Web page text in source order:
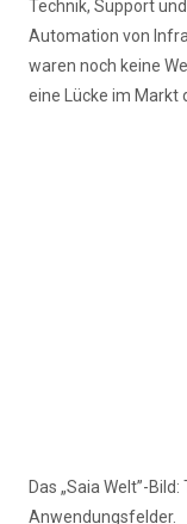
Technik, Support
Automation von
waren noch keine
eine Lücke im Markt
Das „Saia Welt”-
Anwendungsfelder.